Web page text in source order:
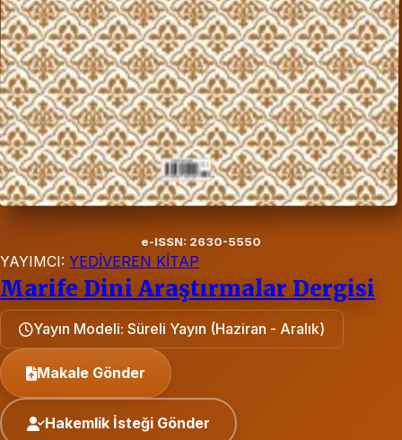
e-ISSN: 2630-5550
YAYIMCI: YEDİVEREN KİTAP
Marife Dini Araştırmalar Dergisi
Yayın Modeli: Süreli Yayın (Haziran - Aralık)
Makale Gönder
Hakemlik İsteği Gönder